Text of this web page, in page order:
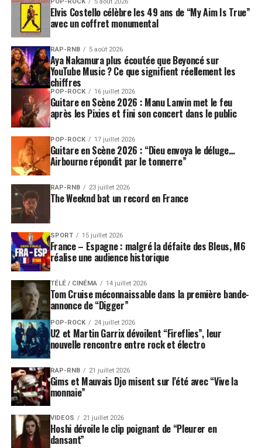
Elvis Costello célèbre les 49 ans de “My Aim Is True”
avec un coffret monumental
RAP-RNB 5 août 2026
Aya Nakamura plus écoutée que Beyoncé sur
YouTube Music ? Ce que signifient réellement les
chiffres
POP-ROCK 16 juillet 2026
Guitare en Scène 2026 : Manu Lanvin met le feu
après les Pixies et fini son concert dans le public
POP-ROCK 17 juillet 2026
Guitare en Scène 2026 : “Dieu envoya le déluge…
Airbourne répondit par le tonnerre”
RAP-RNB 23 juillet 2026
The Weeknd bat un record en France
SPORT 15 juillet 2026
France – Espagne : malgré la défaite des Bleus, M6
réalise une audience historique
TÉLÉ / CINÉMA 14 juillet 2026
Tom Cruise méconnaissable dans la première bande-
annonce de “Digger”
POP-ROCK 24 juillet 2026
U2 et Martin Garrix dévoilent “Fireflies”, leur
nouvelle rencontre entre rock et électro
RAP-RNB 21 juillet 2026
Gims et Mauvais Djo misent sur l’été avec “Vive la
monnaie”
VIDEOS 21 juillet 2026
Hoshi dévoile le clip poignant de “Pleurer en
dansant”